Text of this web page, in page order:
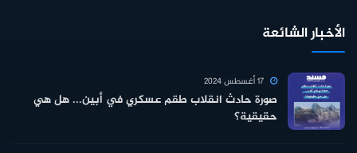
الأخبار الشائعة
صورة حادث انقلاب طقم عسكري في أبين... هل هي
حقيقية؟